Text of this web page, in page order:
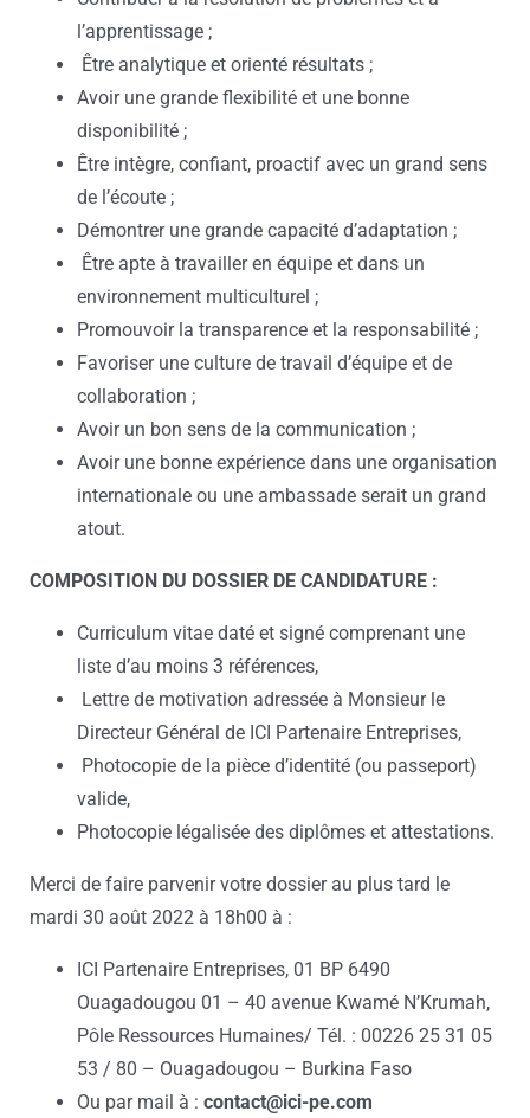
l’apprentissage ;
Être analytique et orienté résultats ;
Avoir une grande flexibilité et une bonne
disponibilité ;
Être intègre, confiant, proactif avec un grand sens
de l’écoute ;
Démontrer une grande capacité d’adaptation ;
Être apte à travailler en équipe et dans un
environnement multiculturel ;
Promouvoir la transparence et la responsabilité ;
Favoriser une culture de travail d’équipe et de
collaboration ;
Avoir un bon sens de la communication ;
Avoir une bonne expérience dans une organisation
internationale ou une ambassade serait un grand
atout.
COMPOSITION DU DOSSIER DE CANDIDATURE :
Curriculum vitae daté et signé comprenant une
liste d’au moins 3 références,
Lettre de motivation adressée à Monsieur le
Directeur Général de ICI Partenaire Entreprises,
Photocopie de la pièce d’identité (ou passeport)
valide,
Photocopie légalisée des diplômes et attestations.
Merci de faire parvenir votre dossier au plus tard le
mardi 30 août 2022 à 18h00 à :
ICI Partenaire Entreprises, 01 BP 6490
Ouagadougou 01 – 40 avenue Kwamé N’Krumah,
Pôle Ressources Humaines/ Tél. : 00226 25 31 05
53 / 80 – Ouagadougou – Burkina Faso
Ou par mail à : contact@ici-pe.com